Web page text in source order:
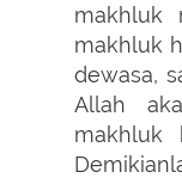
makhluk
makhluk
dewasa,
Allah
makhluk